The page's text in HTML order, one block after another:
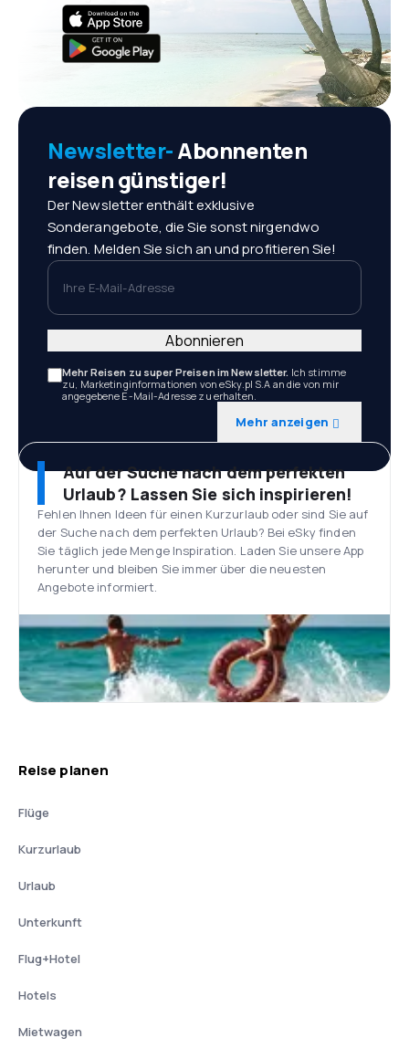
Newsletter-Abonnenten
reisen günstiger!
Der Newsletter enthält exklusive
Sonderangebote, die Sie sonst nirgendwo
finden. Melden Sie sich an und profitieren Sie!
Ihre E-Mail-Adresse
Mehr Reisen zu super Preisen im Newsletter. Ich stimme
zu, Marketinginformationen von eSky.pl S.A an die von mir
angegebene E-Mail-Adresse zu erhalten.
Mehr anzeigen
Abonnieren
Auf der Suche nach dem perfekten
Urlaub? Lassen Sie sich inspirieren!
Fehlen Ihnen Ideen für einen Kurzurlaub oder sind Sie auf
der Suche nach dem perfekten Urlaub? Bei eSky finden
Sie täglich jede Menge Inspiration. Laden Sie unsere App
herunter und bleiben Sie immer über die neuesten
Angebote informiert.
Reise planen
Flüge
Kurzurlaub
Urlaub
Unterkunft
Flug+Hotel
Hotels
Mietwagen